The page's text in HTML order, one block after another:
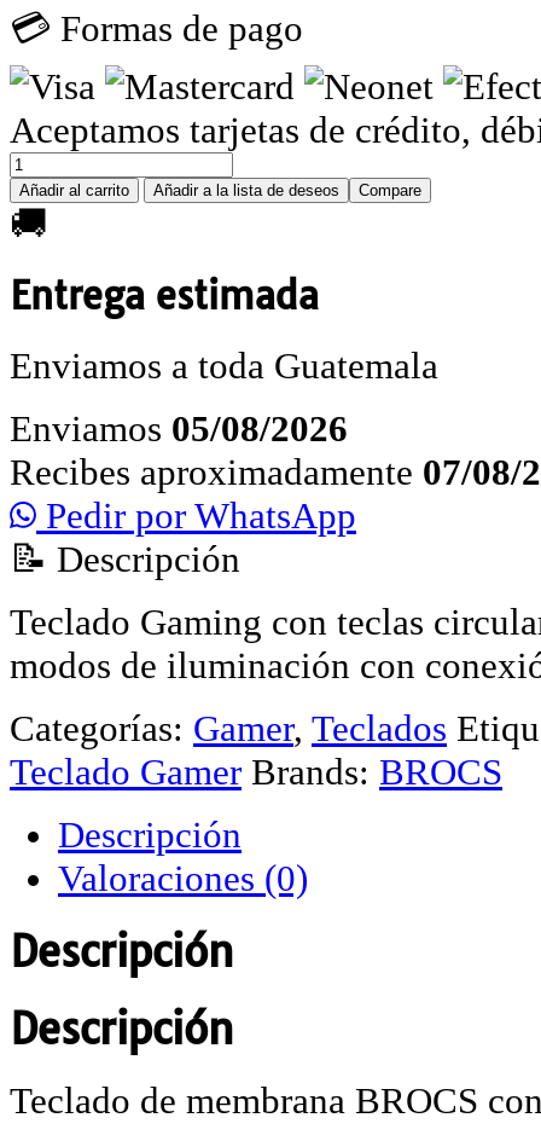
💳 Formas de pago
Aceptamos tarjetas de crédito,
Añadir al carrito Añadir a la lista de deseos Compare
🚚
Entrega estimada
Enviamos a toda Guatemala
Enviamos 05/08/2026
Recibes aproximadamente 07/08/
Pedir por WhatsApp
📝 Descripción
Teclado Gaming con teclas
modos de iluminación con
Categorías: Gamer, Teclados
Teclado Gamer Brands: BROCS
Descripción
Valoraciones (0)
Descripción
Descripción
Teclado de membrana BROCS